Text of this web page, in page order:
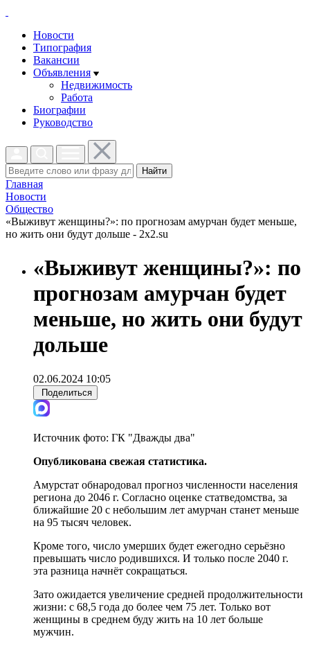
Новости
Типография
Вакансии
Объявления
Недвижимость
Работа
Биографии
Руководство
Найти
Главная
Новости
Общество
«Выживут женщины?»: по прогнозам амурчан будет меньше,
но жить они будут дольше - 2x2.su
«Выживут женщины?»: по
прогнозам амурчан будет
меньше, но жить они будут
дольше
02.06.2024 10:05
Поделиться
Источник фото: ГК "Дважды два"
Опубликована свежая статистика.
Амурстат обнародовал прогноз численности населения
региона до 2046 г. Согласно оценке статведомства, за
ближайшие 20 с небольшим лет амурчан станет меньше
на 95 тысяч человек.
Кроме того, число умерших будет ежегодно серьёзно
превышать число родившихся. И только после 2040 г.
эта разница начнёт сокращаться.
Зато ожидается увеличение средней продолжительности
жизни: с 68,5 года до более чем 75 лет. Только вот
женщины в среднем буду жить на 10 лет больше
мужчин.